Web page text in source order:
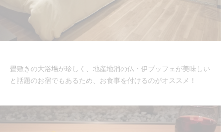
畳敷きの大浴場が珍しく、地産地消の仏・伊ブッフェが美味しい
と話題のお宿でもあるため、お食事を付けるのがオススメ！